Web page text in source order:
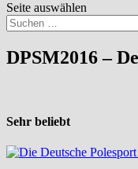
Seite auswählen
DPSM2016 –
Sehr beliebt